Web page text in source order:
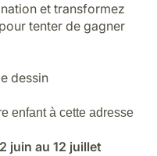
et transformez
tenter de gagner
dessin
enfant à cette adresse
juin au 12 juillet